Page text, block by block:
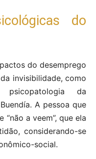
do
do desemprego
invisibilidade, como
da
A pessoa que
a veem”, que ela
considerando-se
social.